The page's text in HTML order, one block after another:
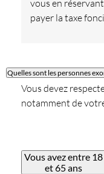
vous en réservant
payer la taxe
Quelles sont les personnes
Vous devez
notamment de
Vous avez entre 18
et 65 ans